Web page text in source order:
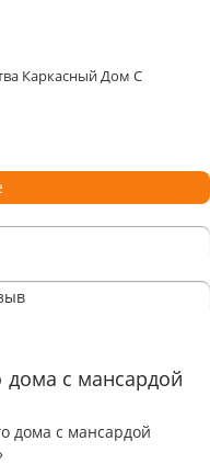
Каркасный Дом С
дома с мансардой